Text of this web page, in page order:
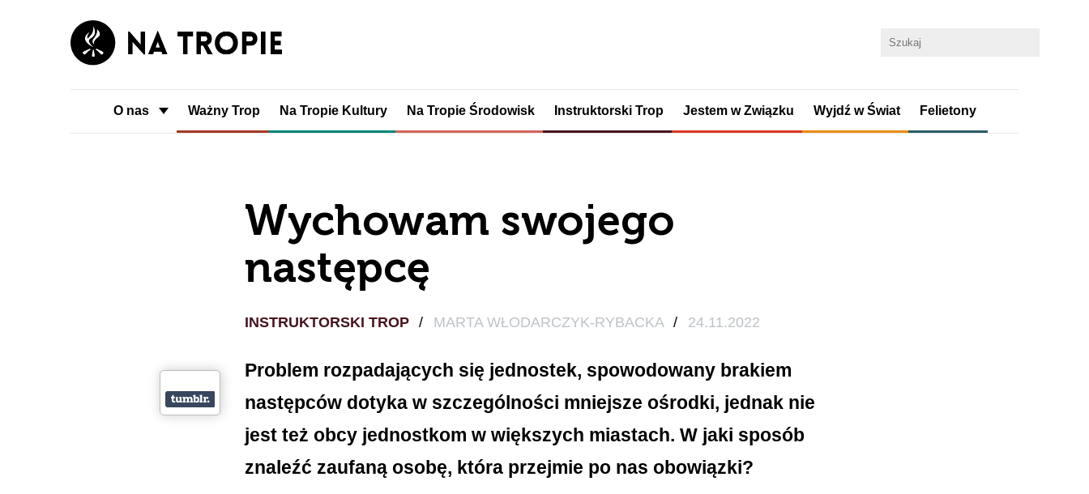
O nas Ważny Trop Na Tropie Kultury Na Tropie Środowisk Instruktorski Trop Jestem w Związku Wyjdź w Świat Felietony
Wychowam swojego
następcę
INSTRUKTORSKI TROP / MARTA WŁODARCZYK-RYBACKA / 24.11.2022
Problem rozpadających się jednostek, spowodowany brakiem
następców dotyka w szczególności mniejsze ośrodki, jednak nie
jest też obcy jednostkom w większych miastach. W jaki sposób
znaleźć zaufaną osobę, która przejmie po nas obowiązki?